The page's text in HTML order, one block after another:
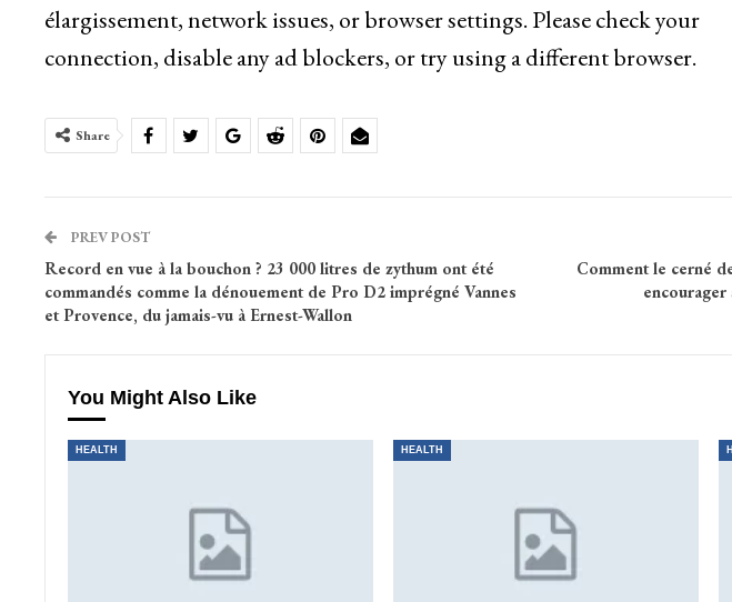
élargissement, network issues, or browser settings. Please check your
connection, disable any ad blockers, or try using a different browser.
Share
PREV POST
Record en vue à la bouchon ? 23 000 litres de zythum ont été
commandés comme la dénouement de Pro D2 imprégné Vannes
et Provence, du jamais-vu à Ernest-Wallon
Comment le cerné
You Might Also Like
HEALTH HEALTH